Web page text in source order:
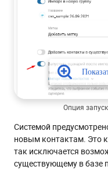
Опция
Системой
новым контактам. Это
так исключается
существующему в базе